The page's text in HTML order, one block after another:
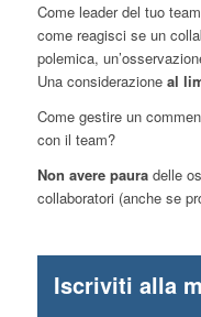
Come leader del tuo
come reagisci se un
polemica,
Una considerazione al
Come gestire un
con il team?
Non avere pauradelle
collaboratori (anche se
Iscriviti alla